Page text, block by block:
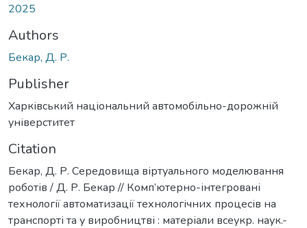
2025
Authors
Бекар, Д. Р.
Publisher
Харківський національний автомобільно-дорожній
універститет
Citation
Бекар, Д. Р. Середовища віртуального моделювання
роботів / Д. Р. Бекар // Комп’ютерно-інтегровані
технології автоматизації технологічних процесів на
транспорті та у виробництві : матеріали всеукр. наук.-